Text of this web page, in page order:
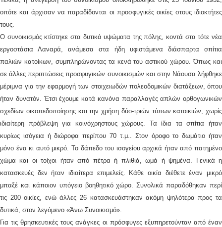
οπότε και άρχισαν να παραδίδονται οι προσφυγικές οικίες στους ιδιοκτήτες
τους.
Ο συνοικισμός κτίστηκε στα δυτικά υψώματα της πόλης, κοντά στα τότε νέα
εργοστάσια Λαναρά, ανάμεσα στα ήδη υφιστάμενα διάσπαρτα σπίτια
παλιών κατοίκων, συμπληρώνοντας τα κενά του αστικού χώρου. Όπως και
σε άλλες περιπτώσεις προσφυγικών συνοικισμών και στην Νάουσα λήφθηκε
μέριμνα για την εφαρμογή των στοιχειωδών πολεοδομικών διατάξεων, όπου
ήταν δυνατόν. Έτσι έχουμε κατά κανόνα παραλλαγές απλών ορθογωνικών
σχεδίων οικοπεδοποίησης και την χρήση δύο-τριών τύπων κατοικιών, χωρίς
ιδιαίτερη πρόβλεψη για κοινόχρηστους χώρους. Τα ίδια τα σπίτια ήταν
κυρίως ισόγεια ή διώροφα περίπου 70 τ.μ.. Στον όροφο το δωμάτιο ήταν
μόνο ένα κι αυτό μικρό. Το δάπεδο του ισογείου αρχικά ήταν από πατημένο
χώμα και οι τοίχοι ήταν από πέτρα ή πλιθιά, ωμά ή ψημένα. Γενικά η
κατασκευές δεν ήταν ιδιαίτερα επιμελείς. Κάθε οικία διέθετε έναν μικρό
μπαξέ και κάποιον υπόγειο βοηθητικό χώρο. Συνολικά παραδόθηκαν περί
τις 200 οικίες, ενώ άλλες 26 κατασκευάστηκαν ακόμη ψηλότερα προς τα
δυτικά, στον λεγόμενο «Άνω Συνοικισμό».
Για τις θρησκευτικές τους ανάγκες οι πρόσφυγες εξυπηρετούνταν από έναν